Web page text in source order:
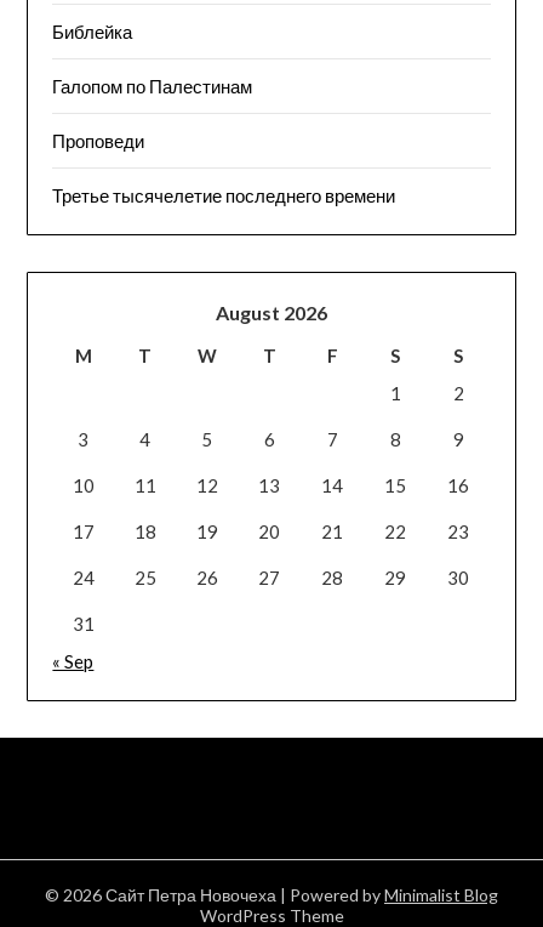
Библейка
Галопом по Палестинам
Проповеди
Третье тысячелетие последнего времени
August 2026
M T W T F S
S
1
2
3 4 5 6 7 8 9
10 11 12 13 14 15 16
17 18 19 20 21 22 23
24 25 26 27 28 29 30
31
« Sep
© 2026 Сайт Петра Новочеха | Powered byMinimalist Blog
WordPress Theme